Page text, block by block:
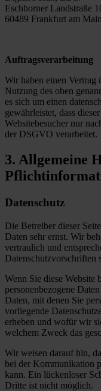
Eschborner Landstraße
60489 Frankfurt am Main
Auftragsverarbeitung
Wir haben einen
Nutzung des oben
es sich um einen
gewährleistet, dass
Websitebesucher nur
der DSGVO verarbeitet.
3. Allgemeine
Datenschutz
Die Betreiber dieser
Daten sehr ernst. Wir
vertraulich und
Datenschutzvorschriften
Wenn Sie diese Website
personenbezogene
Daten, mit denen Sie
vorliegende
erheben und wofür wir
welchem Zweck das
Wir weisen darauf hin,
bei der Kommunikation
kann. Ein lückenloser
Dritte ist nicht möglich.